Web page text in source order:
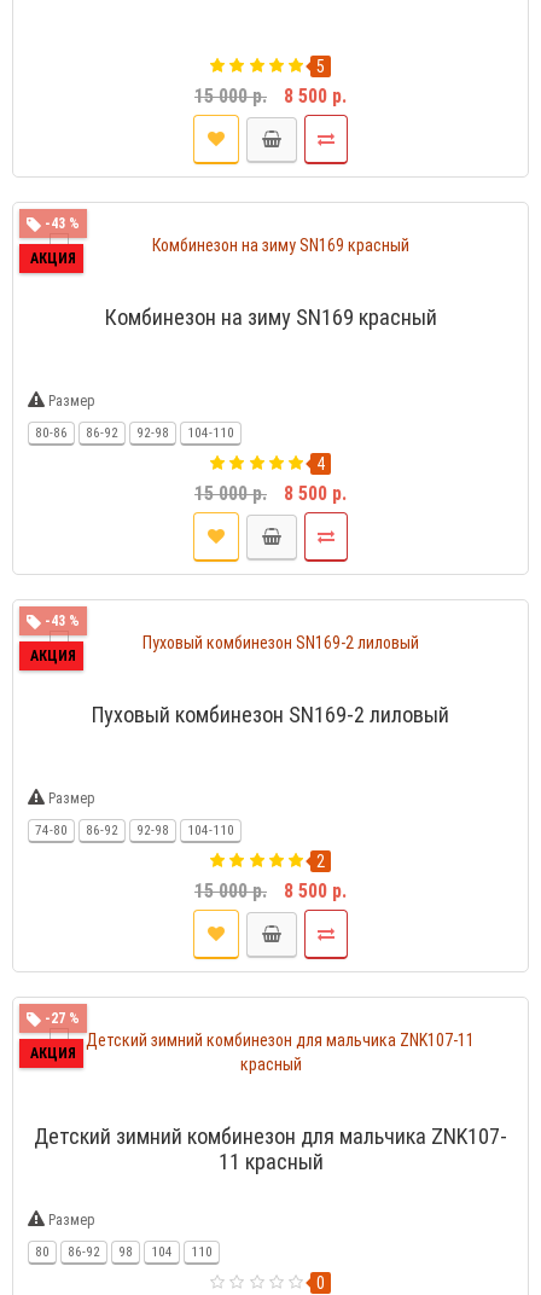
5
15 000 р. 8 500 р.
-43 %
АКЦИЯ
Комбинезон на зиму SN169 красный
Размер
80-86 86-92 92-98 104-110
4
15 000 р. 8 500 р.
-43 %
АКЦИЯ
Пуховый комбинезон SN169-2 лиловый
Размер
74-80 86-92 92-98 104-110
2
15 000 р. 8 500 р.
-27 %
АКЦИЯ
Детский зимний комбинезон для мальчика ZNK107-
11 красный
Размер
80 86-92 98 104 110
0